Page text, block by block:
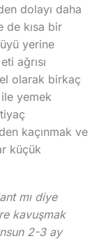
dolayı daha
de kısa bir
yerine
ağrısı
olarak birkaç
yemek
kaçınmak ve
küçük
mı diye
kavuşmak
2-3 ay